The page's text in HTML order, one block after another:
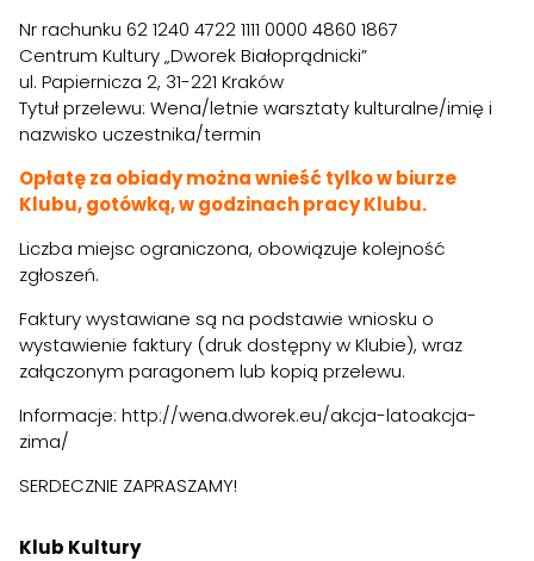
Nr rachunku 62 1240 4722 1111 0000 4860 1867
Centrum Kultury „Dworek Białoprądnicki”
ul. Papiernicza 2, 31-221 Kraków
Tytuł przelewu: Wena/letnie warsztaty kulturalne/imię i
nazwisko uczestnika/termin
Opłatę za obiady można wnieść tylko w biurze
Klubu, gotówką, w godzinach pracy Klubu.
Liczba miejsc ograniczona, obowiązuje kolejność
zgłoszeń.
Faktury wystawiane są na podstawie wniosku o
wystawienie faktury (druk dostępny w Klubie), wraz
załączonym paragonem lub kopią przelewu.
Informacje: http://wena.dworek.eu/akcja-latoakcja-
zima/
SERDECZNIE ZAPRASZAMY!
Klub Kultury